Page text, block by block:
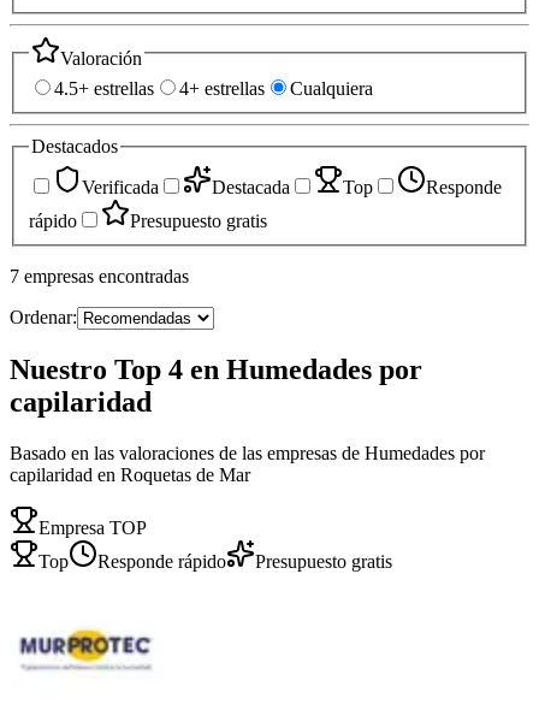
Valoración
4.5+ estrellas
4+ estrellas Cualquiera
Destacados
Verificada
Destacada Top
Responde
rápido
Presupuesto gratis
7 empresas encontradas
Ordenar:
Nuestro Top 4 en Humedades por
capilaridad
Basado en las valoraciones de las empresas de Humedades por
capilaridad en Roquetas de Mar
Empresa TOP
Top
Responde rápido Presupuesto gratis